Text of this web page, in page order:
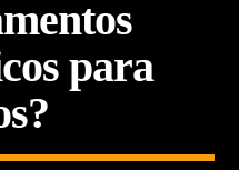
para